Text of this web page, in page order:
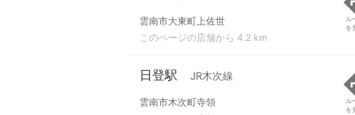
雲南市大東町上佐世
このページの店舗から 4.2 km
ル
を
日登駅 JR木次線
雲南市木次町寺領
ル
を